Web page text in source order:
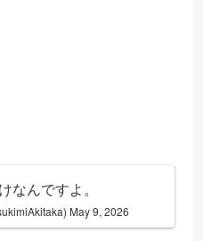
なんですよ。
May 9, 2026